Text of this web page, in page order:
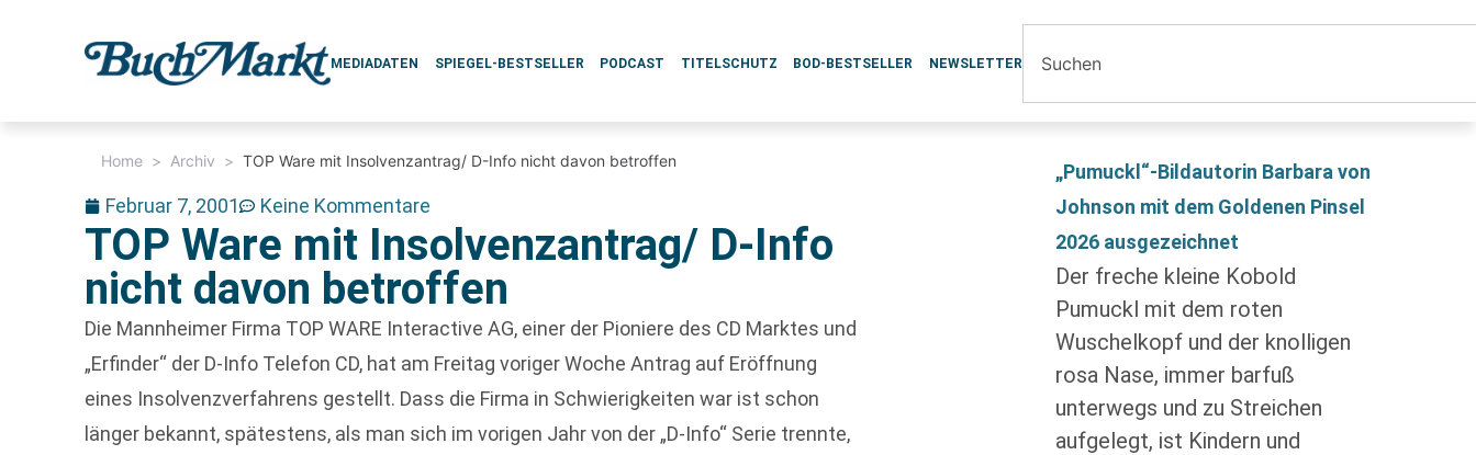
MEDIADATEN SPIEGEL-BESTSELLER PODCAST TITELSCHUTZ BOD-BESTSELLER NEWSLETTER
Home > Archiv > TOP Ware mit Insolvenzantrag/ D-Info nicht davon betroffen
Februar 7, 2001 Keine Kommentare
TOP Ware mit Insolvenzantrag/ D-Info
nicht davon betroffen
Die Mannheimer Firma TOP WARE Interactive AG, einer der Pioniere des CD Marktes und
„Erfinder“ der D-Info Telefon CD, hat am Freitag voriger Woche Antrag auf Eröffnung
eines Insolvenzverfahrens gestellt. Dass die Firma in Schwierigkeiten war ist schon
länger bekannt, spätestens, als man sich im vorigen Jahr von der „D-Info“ Serie trennte,
„Pumuckl“-Bildautorin Barbara von
Johnson mit dem Goldenen Pinsel
2026 ausgezeichnet
Der freche kleine Kobold
Pumuckl mit dem roten
Wuschelkopf und der knolligen
rosa Nase, immer barfuß
unterwegs und zu Streichen
aufgelegt, ist Kindern und